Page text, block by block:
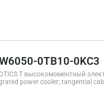
0TB10-0KC3
T высокомоментный
power cooler; tangential